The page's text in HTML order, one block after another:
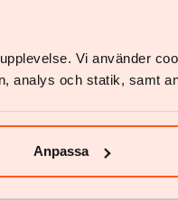
Vi använder
analys och statik, samt
Anpassa
mit Übergewicht oder